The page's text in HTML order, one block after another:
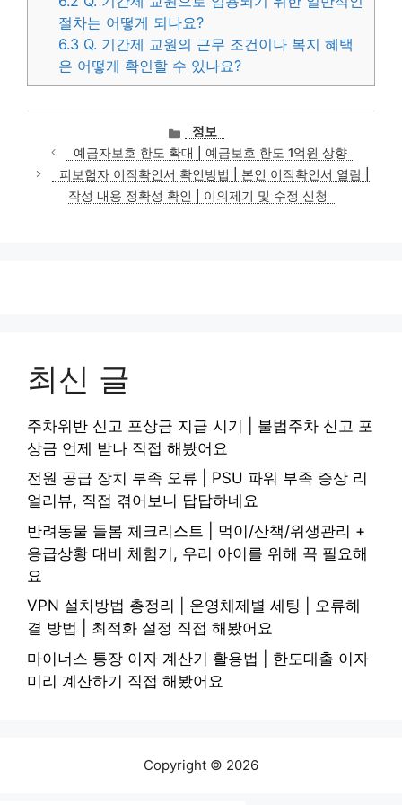
절차는 어떻게 되나요?
6.3 Q. 기간제 교원의 근무 조건이나 복지 혜택
은 어떻게 확인할 수 있나요?
카
테
고
리
정보
예금자보호 한도 확대 | 예금보호 한도 1억원 상향
피보험자 이직확인서 확인방법 | 본인 이직확인서 열람 |
작성 내용 정확성 확인 | 이의제기 및 수정 신청
최신 글
주차위반 신고 포상금 지급 시기 | 불법주차 신고 포
상금 언제 받나 직접 해봤어요
전원 공급 장치 부족 오류 | PSU 파워 부족 증상 리
얼리뷰, 직접 겪어보니 답답하네요
반려동물 돌봄 체크리스트 | 먹이/산책/위생관리 +
응급상황 대비 체험기, 우리 아이를 위해 꼭 필요해
요
VPN 설치방법 총정리 | 운영체제별 세팅 | 오류해
결 방법 | 최적화 설정 직접 해봤어요
마이너스 통장 이자 계산기 활용법 | 한도대출 이자
미리 계산하기 직접 해봤어요
Copyright © 2026